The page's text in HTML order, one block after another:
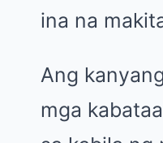
ina na
Ang
mga